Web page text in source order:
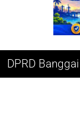
DPRD Banggai